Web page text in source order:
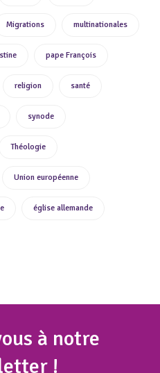
Migrations multinationales
pape François
religion santé
synode
Théologie
Union européenne
église allemande
à notre
!